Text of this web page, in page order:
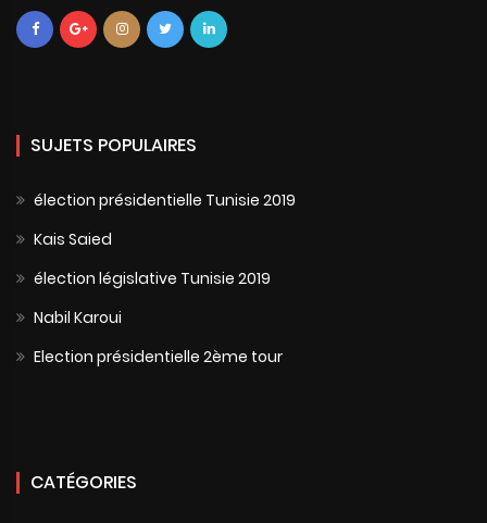
SUJETS POPULAIRES
élection présidentielle Tunisie 2019
Kais Saied
élection législative Tunisie 2019
Nabil Karoui
Election présidentielle 2ème tour
CATÉGORIES